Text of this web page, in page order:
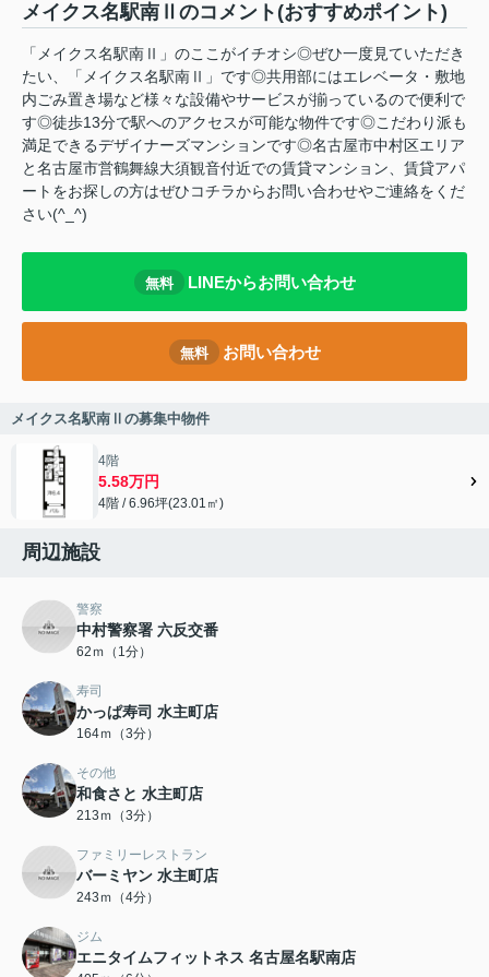
メイクス名駅南Ⅱのコメント(おすすめポイント)
「メイクス名駅南Ⅱ」のここがイチオシ◎ぜひ一度見ていただき
たい、「メイクス名駅南Ⅱ」です◎共用部にはエレベータ・敷地
内ごみ置き場など様々な設備やサービスが揃っているので便利で
す◎徒歩13分で駅へのアクセスが可能な物件です◎こだわり派も
満足できるデザイナーズマンションです◎名古屋市中村区エリア
と名古屋市営鶴舞線大須観音付近での賃貸マンション、賃貸アパ
ートをお探しの方はぜひコチラからお問い合わせやご連絡をくだ
さい(^_^)
無料 LINEからお問い合わせ
無料 お問い合わせ
メイクス名駅南Ⅱの募集中物件
4階
5.58万円
4階 / 6.96坪(23.01㎡)
周辺施設
警察
中村警察署 六反交番
62ｍ（1分）
寿司
かっぱ寿司 水主町店
164ｍ（3分）
その他
和食さと 水主町店
213ｍ（3分）
ファミリーレストラン
バーミヤン 水主町店
243ｍ（4分）
ジム
エニタイムフィットネス 名古屋名駅南店